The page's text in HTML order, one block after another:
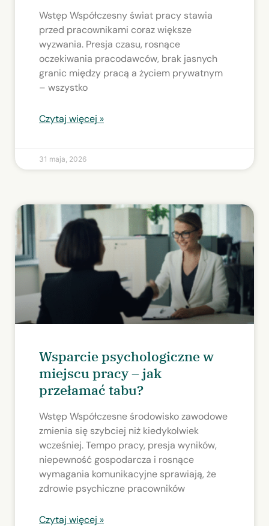
Wstęp Współczesny świat pracy stawia
przed pracownikami coraz większe
wyzwania. Presja czasu, rosnące
oczekiwania pracodawców, brak jasnych
granic między pracą a życiem prywatnym
– wszystko
Czytaj więcej »
31 maja, 2026
Wsparcie psychologiczne w
miejscu pracy – jak
przełamać tabu?
Wstęp Współczesne środowisko zawodowe
zmienia się szybciej niż kiedykolwiek
wcześniej. Tempo pracy, presja wyników,
niepewność gospodarcza i rosnące
wymagania komunikacyjne sprawiają, że
zdrowie psychiczne pracowników
Czytaj więcej »